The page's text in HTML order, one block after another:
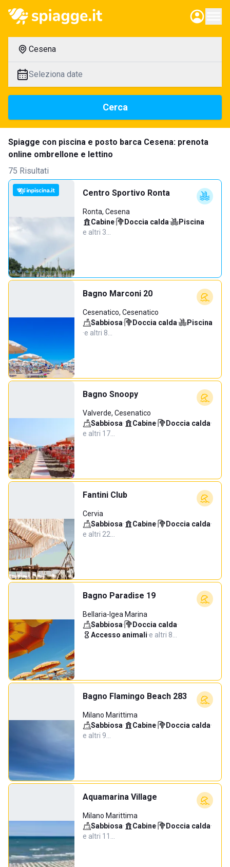
Cesena
Seleziona date
Cerca
Spiagge con piscina e posto barca Cesena: prenota
online ombrellone e lettino
75 Risultati
Centro Sportivo Ronta
Ronta, Cesena
Cabine· Doccia calda· Piscina·
e altri 3…
Bagno Marconi 20
Cesenatico, Cesenatico
Sabbiosa· Doccia calda·
Piscina
·e altri 8…
Bagno Snoopy
Valverde, Cesenatico
Sabbiosa· Cabine· Doccia calda·
e altri 17…
Fantini Club
Cervia
Sabbiosa· Cabine· Doccia calda·
e altri 22…
Bagno Paradise 19
Bellaria-Igea Marina
Sabbiosa· Doccia calda·
Accesso animali·e altri 8…
Bagno Flamingo Beach 283
Milano Marittima
Sabbiosa· Cabine· Doccia calda·
e altri 9…
Aquamarina Village
Milano Marittima
Sabbiosa· Cabine· Doccia calda·
e altri 11…